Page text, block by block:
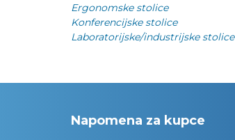
Ergonomske stolice
Konferencijske stolice
Laboratorijske/industrijske stolice
Napomena za kupce